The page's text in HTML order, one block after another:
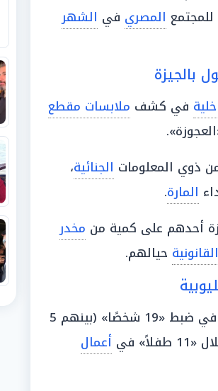
المصري في الشهر
في كشف ملابسات مقطع
ذوي المعلومات الجنائية،
المارة.
أحدهم على كمية من مخدر
حيالهم.
في ضبط «19 شخصًا» (بينهم 5
في
أعمال